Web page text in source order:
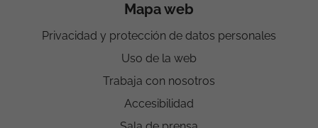
Mapa web
Privacidad y protección de datos personales
Uso de la web
Trabaja con nosotros
Accesibilidad